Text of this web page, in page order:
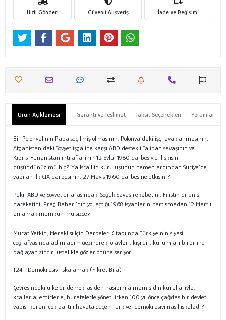
Hızlı Gönderi Güvenli Alışveriş İade ve Değişim
Ürün Açıklaması Garanti ve Teslimat Taksit Seçenekleri Yorumlar
Bir Polonyalının Papa seçilmiş olmasının, Polonya’daki işçi ayaklanmasının,
Afganistan’daki Sovyet işgaline karşı ABD destekli Taliban savaşının ve
Kıbrıs-Yunanistan ihtilaflarının 12 Eylül 1980 darbesiyle ilişkisini
düşündünüz mü hiç? Ya İsrail’in kuruluşunun hemen ardından Suriye’de
yapılan ilk CIA darbesinin, 27 Mayıs 1960 darbesine etkisini?
Peki, ABD ve Sovyetler arasındaki Soğuk Savaş rekabetini, Filistin direniş
hareketini, Prag Baharı’nın yol açtığı 1968 isyanlarını tartışmadan 12 Mart’ı
anlamak mümkün mü sizce?
Murat Yetkin, Meraklısı İçin Darbeler Kitabı’nda Türkiye’nin siyasi
coğrafyasında adım adım gezinerek, olayları, kişileri, kurumları birbirine
bağlayan zinciri ustalıkla gözler önüne seriyor.
T24 - Demokrasiyi ıskalamak (Fikret Bila)
Çevresindeki ülkeler demokrasiden nasibini almamış din kurallarıyla,
krallarla, emirlerle, hurafelerle yönetilirken 100 yıl önce çağdaş bir devlet
yapısı kuran, çok partili hayata geçen Türkiye, demokrasiyi nasıl ıskaladı?